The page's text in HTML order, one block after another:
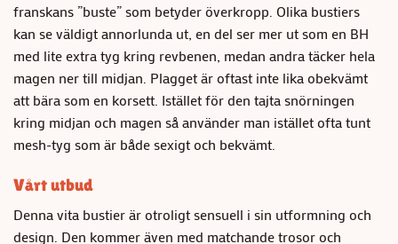
franskans ”buste” som betyder överkropp. Olika bustiers
kan se väldigt annorlunda ut, en del ser mer ut som en BH
med lite extra tyg kring revbenen, medan andra täcker hela
magen ner till midjan. Plagget är oftast inte lika obekvämt
att bära som en korsett. Istället för den tajta snörningen
kring midjan och magen så använder man istället ofta tunt
mesh-tyg som är både sexigt och bekvämt.
Vårt utbud
Denna vita bustier är otroligt sensuell i sin utformning och
design. Den kommer även med matchande trosor och